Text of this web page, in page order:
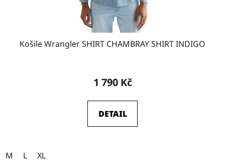
Košile Wrangler SHIRT CHAMBRAY SHIRT INDIGO
1 790 Kč
DETAIL
M L XL